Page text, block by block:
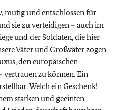
mutig und entschlossen für
sie zu verteidigen – auch im
und der Soldaten, die hier
Väter und Großväter zogen
den europäischen
vertrauen zu können. Ein
Welch ein Geschenk!
starken und geeinten